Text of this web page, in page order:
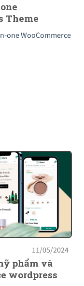
Theme
one WooCommerce
11/05/2024
phẩm và
wordpress